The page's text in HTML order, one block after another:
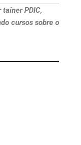
PDIC,
cursos sobre o